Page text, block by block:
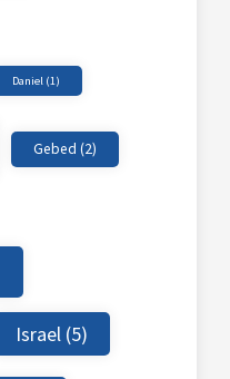
Daniel (1)
Gebed (2)
Israel (5)